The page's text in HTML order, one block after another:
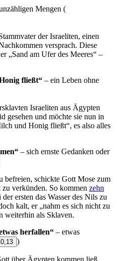
Mengen (
der Israeliten, einen
versprach. Diese
„Sand am Ufer des Meeres“ –
fließt“ – ein Leben ohne
Israeliten aus Ägypten
gesehen und möchte sie nun in
und Honig fließt“, es also alles
– sich ernste Gedanken oder
befreien, schickte Gott Mose zum
verkünden. So kommen zehn
ersten das Wasser des Nils zu
kalt, er „nahm es sich nicht zu
weiterhin als Sklaven.
herfallen“ – etwas
)
über Ägypten kommen ließ,